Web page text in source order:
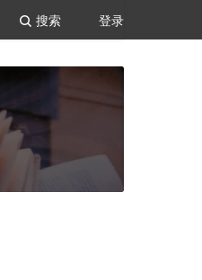
登录
搜索